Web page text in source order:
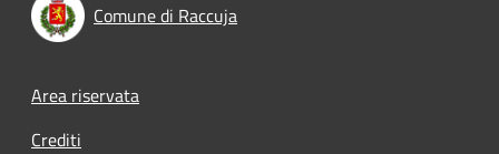
Comune di Raccuja
Footer menu
Area riservata
Crediti